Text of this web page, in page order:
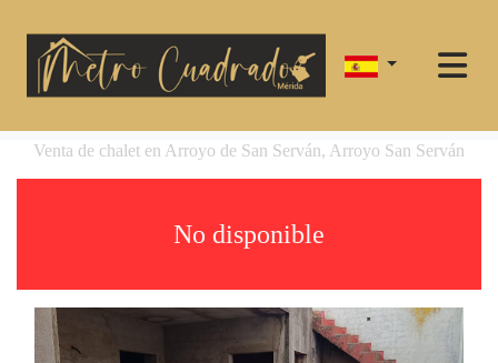
Venta de chalet en Arroyo de San Serván, Arroyo San Serván
No disponible